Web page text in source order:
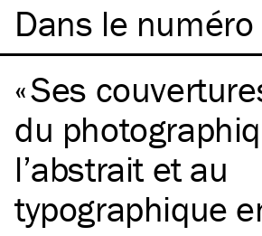
Dans le numéro
Ses
du
l’abstrait et au
typographique